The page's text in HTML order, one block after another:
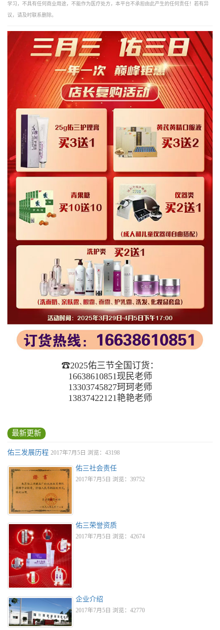
学习，不具有任何商业用途，不能作为医疗处方，本平台不承担由此产生的任何责任！若有异
议，请及时联系删除。
☎2025佑三节全国订货：
16638610851现民老师
13303745827珂珂老师
13837422121艳艳老师
最新更新
佑三发展历程 2017年7月5日 浏览：43198
佑三社会责任
2017年7月5日 浏览：39752
佑三荣誉资质
2017年7月5日 浏览：42674
企业介绍
2017年7月5日 浏览：42770